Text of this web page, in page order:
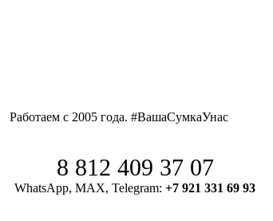
Работаем с 2005 года. #ВашаСумкаУнас
8 812 409 37 07
WhatsApp, MAX, Telegram: +7 921 331 69 93